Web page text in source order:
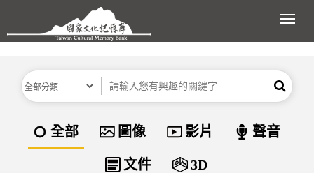
跳到主要內容區塊
展
分類 關鍵字 搜尋
資料類型
全部 圖像 影片 聲音
文件 3D